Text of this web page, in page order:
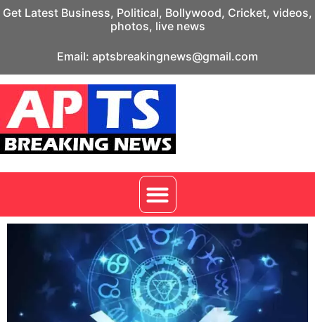
Get Latest Business, Political, Bollywood, Cricket, videos,
photos, live news
Email: aptsbreakingnews@gmail.com